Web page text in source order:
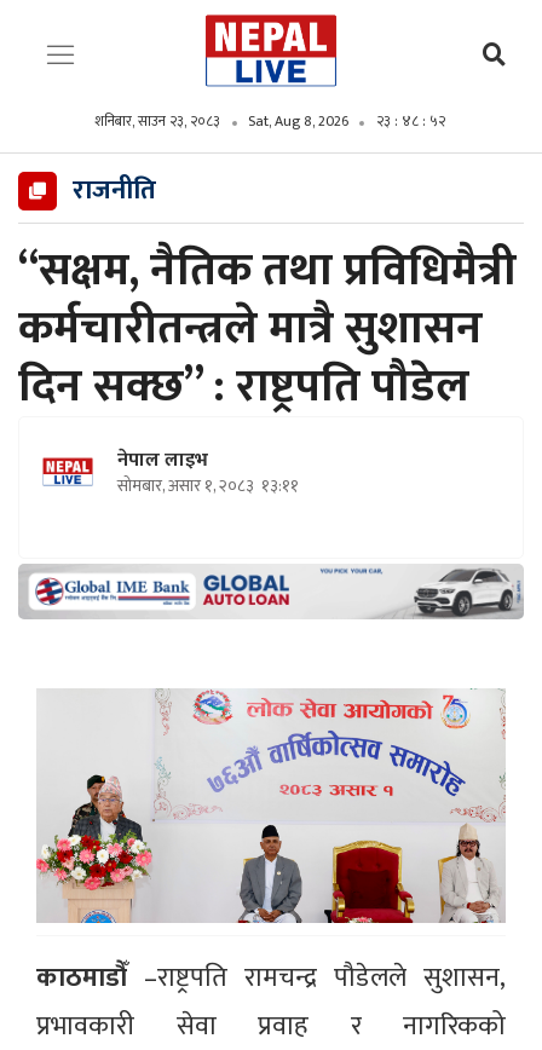
शनिबार, साउन २३, २०८३ Sat, Aug 8, 2026 २३ : ४८ : ५३
राजनीति
“सक्षम, नैतिक तथा प्रविधिमैत्री
कर्मचारीतन्त्रले मात्रै सुशासन
दिन सक्छ” : राष्ट्रपति पौडेल
नेपाल लाइभ
सोमबार, असार १, २०८३ १३:११
काठमाडौँ–राष्ट्रपति रामचन्द्र पौडेलले सुशासन,
प्रभावकारी सेवा प्रवाह र नागरिकको